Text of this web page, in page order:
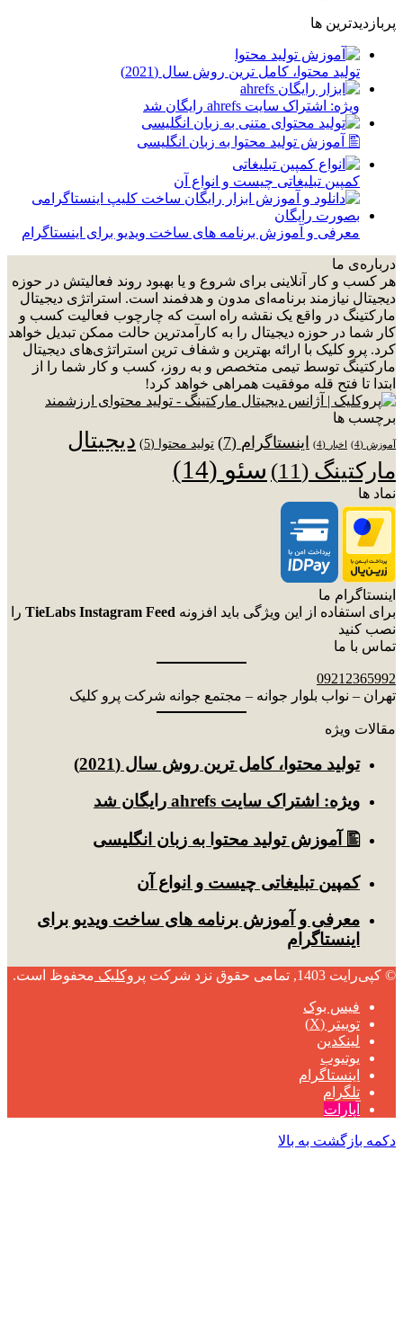
پربازدیدترین ها
توليد محتوا، کامل ترین روش سال (2021)
ویژه: اشتراک سایت ahrefs رایگان شد
🖺 آموزش تولید محتوا به زبان انگلیسی
کمپین تبلیغاتی چیست و انواع آن
معرفی و آموزش برنامه های ساخت ویدیو برای اینستاگرام
درباره‌ی ما
هر کسب و کار آنلاینی برای شروع و یا بهبود روند فعالیتش در حوزه
دیجیتال نیازمند برنامه‌ای مدون و هدفمند است. استراتژی دیجیتال
مارکتینگ در واقع یک نقشه راه است که چارچوب فعالیت کسب و
کار شما در حوزه دیجیتال را به کارآمدترین حالت ممکن تبدیل خواهد
کرد. پرو کلیک با ارائه بهترین و شفاف ترین استراتژی‌های دیجیتال
مارکتینگ توسط تیمی متخصص و به روز، کسب و کار شما را از
ابتدا تا فتح قله موفقیت همراهی خواهد کرد!
برچسب ها
آموزش (4) اخبار (4) اینستاگرام (7) تولید محتوا (5)
دیجیتال
مارکتینگ (11) سئو (14)
نماد ها
اینستاگرام ما
برای استفاده از این ویژگی باید افزونه TieLabs Instagram Feed را
نصب کنید
تماس با ما
09212365992
تهران – نواب بلوار جوانه – مجتمع جوانه شرکت پرو کلیک
مقالات ویژه
توليد محتوا، کامل ترین روش سال (2021)
ویژه: اشتراک سایت ahrefs رایگان شد
🖺 آموزش تولید محتوا به زبان انگلیسی
کمپین تبلیغاتی چیست و انواع آن
معرفی و آموزش برنامه های ساخت ویدیو برای
اینستاگرام
© کپی‌رایت 1403, تمامی حقوق نزد شرکت پروکلیک محفوظ است.
فیس بوک
توییتر (X)
لینکدین
یوتیوب
اینستاگرام
تلگرام
آپارات
دکمه بازگشت به بالا